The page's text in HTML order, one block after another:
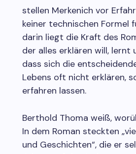
stellen Merkenich vor
keiner technischen Formel
darin liegt die Kraft des
der alles erklären will, lernt
dass sich die
Lebens oft nicht erklären,
erfahren lassen.
Berthold Thoma weiß,
In dem Roman steckten
und Geschichten“, die er